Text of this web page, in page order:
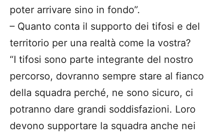
poter arrivare sino in fondo”.
– Quanto conta il supporto dei tifosi e del
territorio per una realtà come la vostra?
“I tifosi sono parte integrante del nostro
percorso, dovranno sempre stare al fianco
della squadra perché, ne sono sicuro, ci
potranno dare grandi soddisfazioni. Loro
devono supportare la squadra anche nei